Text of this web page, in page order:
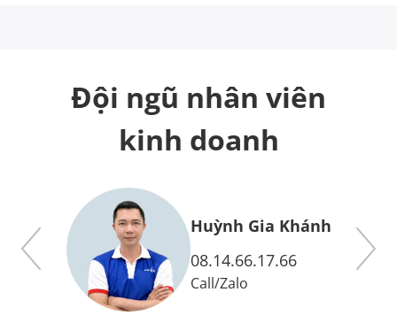
Đội ngũ nhân viên
kinh doanh
Huỳnh Gia Khánh
08.14.66.17.66
Call/Zalo